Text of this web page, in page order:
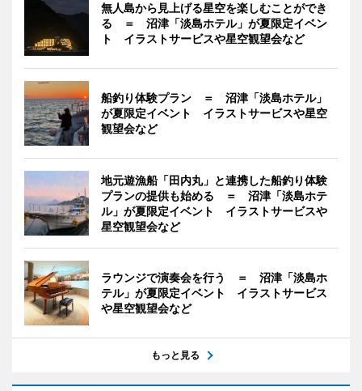
無人島から見上げる星空を楽しむことができ
る ＝ 沼津「淡島ホテル」が夏限定イベン
ト イラストサービスや星空観望会など
船釣り体験プラン ＝ 沼津「淡島ホテル」
が夏限定イベント イラストサービスや星空
観望会など
地元遊漁船「田内丸」と連携した船釣り体験
プランの提供も始める ＝ 沼津「淡島ホテ
ル」が夏限定イベント イラストサービスや
星空観望会など
ラウンジで演奏会を行う ＝ 沼津「淡島ホ
テル」が夏限定イベント イラストサービス
や星空観望会など
もっと見る